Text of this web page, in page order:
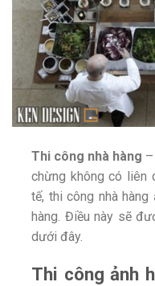
Thi công nhà hàng
chừng không có liên
tế, thi công nhà hàng
hàng. Điều này sẽ
dưới đây.
Thi công ảnh